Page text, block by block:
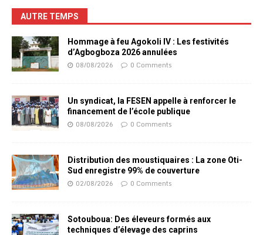
AUTRE TEMPS
Hommage à feu Agokoli IV : Les festivités
d’Agbogboza 2026 annulées
08/08/2026 0 Comments
Un syndicat, la FESEN appelle à renforcer le
financement de l’école publique
08/08/2026 0 Comments
Distribution des moustiquaires : La zone Oti-
Sud enregistre 99% de couverture
02/08/2026 0 Comments
Sotouboua: Des éleveurs formés aux
techniques d’élevage des caprins